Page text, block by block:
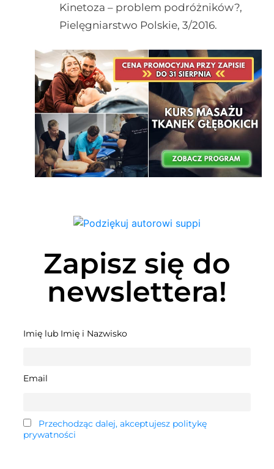
Kinetoza – problem podróżników?,
Pielęgniarstwo Polskie, 3/2016.
Zapisz się do
newslettera!
Imię lub Imię i Nazwisko
Email
Przechodząc dalej, akceptujesz politykę
prywatności